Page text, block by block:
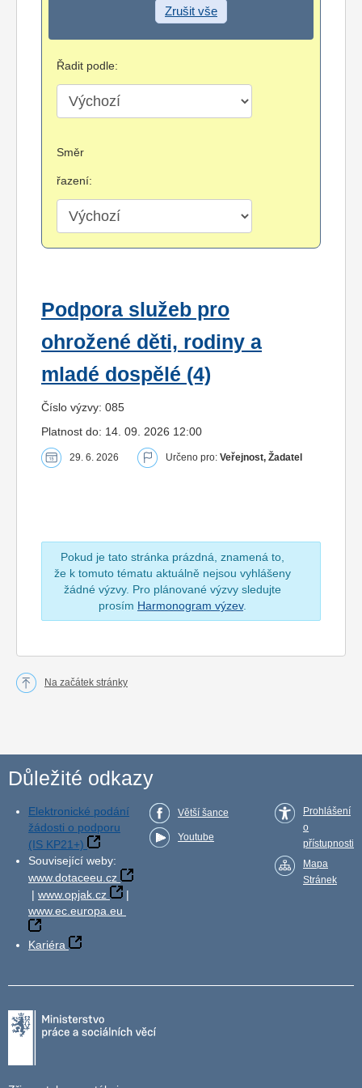
Zrušit vše
Řadit podle:
Směr
řazení:
Podpora služeb pro
ohrožené děti, rodiny a
mladé dospělé (4)
Číslo výzvy: 085
Platnost do: 14. 09. 2026 12:00
29. 6. 2026 Určeno pro: Veřejnost, Žadatel
Pokud je tato stránka prázdná, znamená to,
že k tomuto tématu aktuálně nejsou vyhlášeny
žádné výzvy. Pro plánované výzvy sledujte
prosím Harmonogram výzev.
Na začátek stránky
Důležité odkazy
Elektronické podání
žádosti o podporu
(IS KP21+)
Související weby:
www.dotaceeu.cz
| www.opjak.cz
|
www.ec.europa.eu
Kariéra
Větší šance
Youtube
Prohlášení
o
přístupnosti
Mapa
Stránek